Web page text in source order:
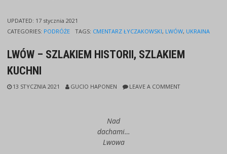
UPDATED: 17 stycznia 2021
CATEGORIES: PODRÓŻE TAGS: CMENTARZ ŁYCZAKOWSKI, LWÓW, UKRAINA
LWÓW – SZLAKIEM HISTORII, SZLAKIEM
KUCHNI
13 STYCZNIA 2021 GUCIO HAPONEN LEAVE A COMMENT
Nad
dachami…
Lwowa